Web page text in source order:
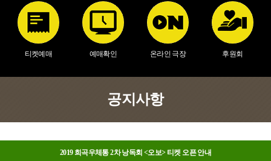
티켓예매 예매확인 온라인 극장 후원회
공지사항
2019 희곡우체통 2차 낭독회 <오보> 티켓 오픈 안내